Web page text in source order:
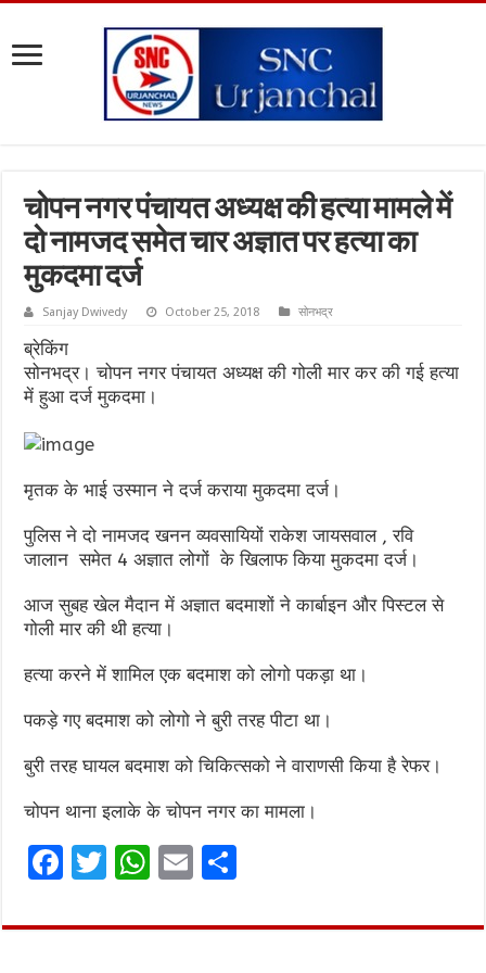
चोपन नगर पंचायत अध्यक्ष की हत्या मामले में
दो नामजद समेत चार अज्ञात पर हत्या का
मुकदमा दर्ज
Sanjay Dwivedy October 25, 2018 सोनभद्र
ब्रेकिंग
सोनभद्र। चोपन नगर पंचायत अध्यक्ष की गोली मार कर की गई हत्या
में हुआ दर्ज मुकदमा।
मृतक के भाई उस्मान ने दर्ज कराया मुकदमा दर्ज।
पुलिस ने दो नामजद खनन व्यवसायियों राकेश जायसवाल , रवि
जालान समेत 4 अज्ञात लोगों के खिलाफ किया मुकदमा दर्ज।
आज सुबह खेल मैदान में अज्ञात बदमाशों ने कार्बाइन और पिस्टल से
गोली मार की थी हत्या।
हत्या करने में शामिल एक बदमाश को लोगो पकड़ा था।
पकड़े गए बदमाश को लोगो ने बुरी तरह पीटा था।
बुरी तरह घायल बदमाश को चिकित्सको ने वाराणसी किया है रेफर।
चोपन थाना इलाके के चोपन नगर का मामला।
F
ce
T
it
W
at
E
ai ar